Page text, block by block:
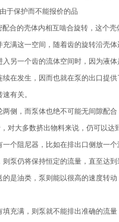
于保护而不能报价的品
合的壳体内相互啮合旋转，这个
满这一空间，随着齿的旋转沿壳体
另一个齿的流体空间时，因为液
在发生，因而也就在泵的出口提
有关。
侧，而泵体也绝不可能无间隙配
对大多数挤出物料来说，仍可以达
个阻尼器，比如在排出口侧放一
泵仍将保持恒定的流量，直至达
是油类，泵则能以很高的速度转
充满，则泵就不能排出准确的流